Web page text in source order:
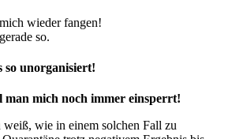
wieder fangen!
so.
so unorganisiert!
mich noch immer einsperrt!
wie in einem solchen Fall zu